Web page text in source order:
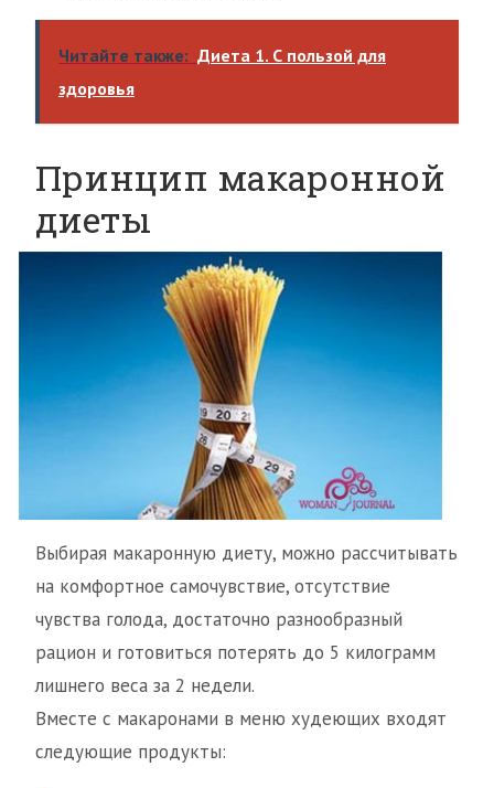
Читайте также: Диета 1. С пользой для
здоровья
Принцип макаронной
диеты
Выбирая макаронную диету, можно рассчитывать
на комфортное самочувствие, отсутствие
чувства голода, достаточно разнообразный
рацион и готовиться потерять до 5 килограмм
лишнего веса за 2 недели.
Вместе с макаронами в меню худеющих входят
следующие продукты: